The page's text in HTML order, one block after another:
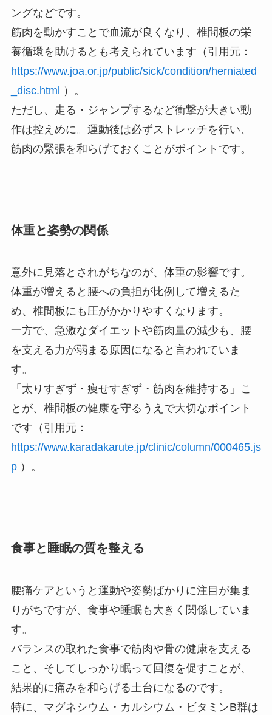
ングなどです。
筋肉を動かすことで血流が良くなり、椎間板の栄
養循環を助けるとも考えられています（引用元：
https://www.joa.or.jp/public/sick/condition/herniated
_disc.html ）。
ただし、走る・ジャンプするなど衝撃が大きい動
作は控えめに。運動後は必ずストレッチを行い、
筋肉の緊張を和らげておくことがポイントです。
体重と姿勢の関係
意外に見落とされがちなのが、体重の影響です。
体重が増えると腰への負担が比例して増えるた
め、椎間板にも圧がかかりやすくなります。
一方で、急激なダイエットや筋肉量の減少も、腰
を支える力が弱まる原因になると言われていま
す。
「太りすぎず・痩せすぎず・筋肉を維持する」こ
とが、椎間板の健康を守るうえで大切なポイント
です（引用元：
https://www.karadakarute.jp/clinic/column/000465.js
p）。
食事と睡眠の質を整える
腰痛ケアというと運動や姿勢ばかりに注目が集ま
りがちですが、食事や睡眠も大きく関係していま
す。
バランスの取れた食事で筋肉や骨の健康を支える
こと、そしてしっかり眠って回復を促すことが、
結果的に痛みを和らげる土台になるのです。
特に、マグネシウム・カルシウム・ビタミンB群は